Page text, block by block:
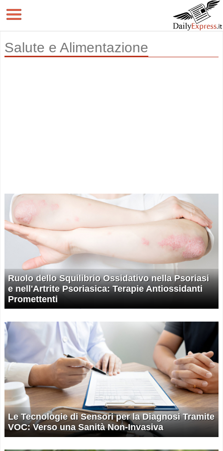
Salute e Alimentazione
Ruolo dello Squilibrio Ossidativo nella Psoriasi
e nell'Artrite Psoriasica: Terapie Antiossidanti
Promettenti
Le Tecnologie di Sensori per la Diagnosi Tramite
VOC: Verso una Sanità Non-Invasiva